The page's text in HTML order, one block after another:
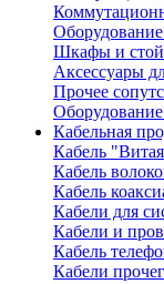
Шкафы и
Аксессуары
Прочее
Оборудование
Кабельная
Кабель
Кабель
Кабель
Кабели для
Кабели и
Кабель
Кабели